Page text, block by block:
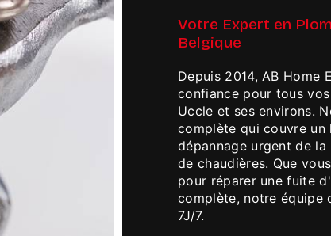
Votre Expert en
Belgique
Depuis 2014, AB Home
confiance pour tous
Uccle et ses environs.
complète qui couvre un
dépannage urgent de
de chaudières. Que
pour réparer une fuite
complète, notre équipe
7J/7.